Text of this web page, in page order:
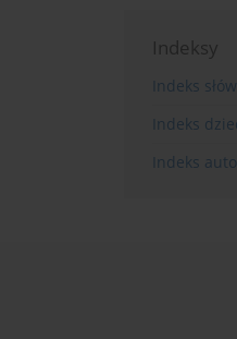
Indeksy
Indeks
Indeks
Indeks